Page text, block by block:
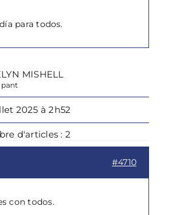
para todos.
MISHELL
2025 à 2h52
d'articles : 2
#4710
con todos.